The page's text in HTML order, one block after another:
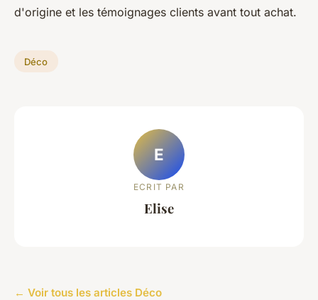
d'origine et les témoignages clients avant tout achat.
Déco
E
ECRIT PAR
Elise
← Voir tous les articles Déco